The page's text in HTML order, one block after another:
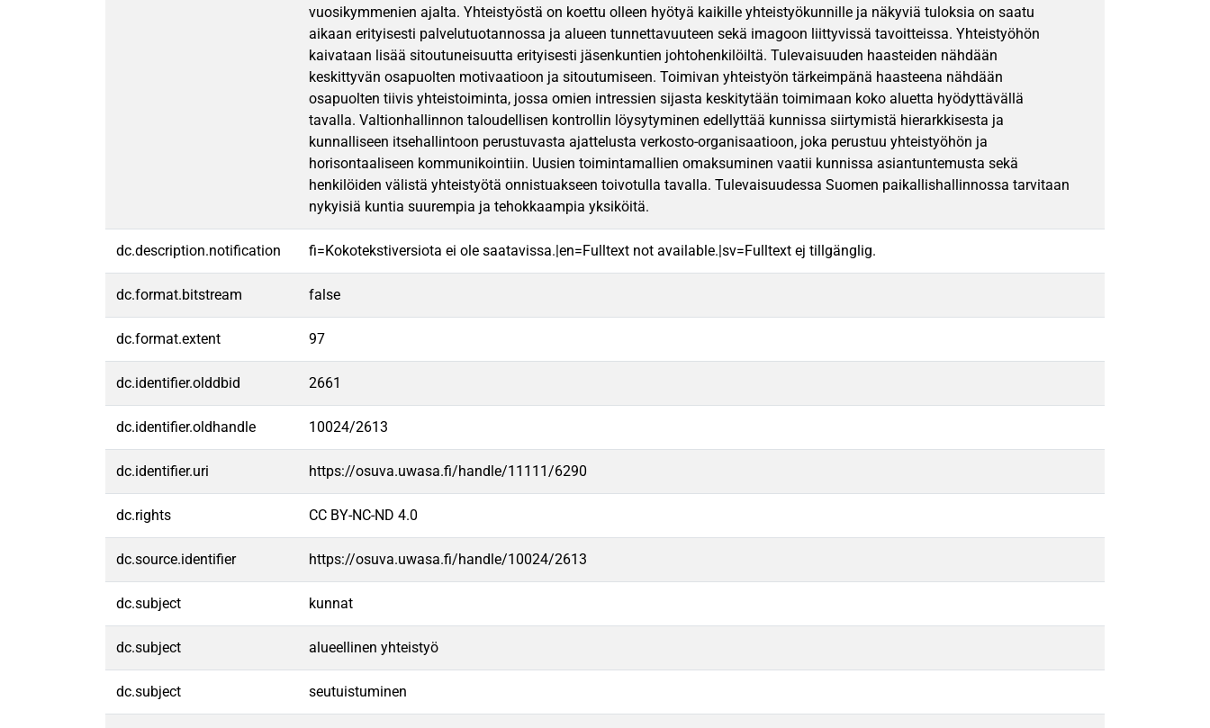
vuosikymmenien ajalta. Yhteistyöstä on koettu olleen hyötyä kaikille yhteistyökunnille ja näkyviä tuloksia on saatu
aikaan erityisesti palvelutuotannossa ja alueen tunnettavuuteen sekä imagoon liittyvissä tavoitteissa. Yhteistyöhön
kaivataan lisää sitoutuneisuutta erityisesti jäsenkuntien johtohenkilöiltä. Tulevaisuuden haasteiden nähdään
keskittyvän osapuolten motivaatioon ja sitoutumiseen. Toimivan yhteistyön tärkeimpänä haasteena nähdään
osapuolten tiivis yhteistoiminta, jossa omien intressien sijasta keskitytään toimimaan koko aluetta hyödyttävällä
tavalla. Valtionhallinnon taloudellisen kontrollin löysytyminen edellyttää kunnissa siirtymistä hierarkkisesta ja
kunnalliseen itsehallintoon perustuvasta ajattelusta verkosto-organisaatioon, joka perustuu yhteistyöhön ja
horisontaaliseen kommunikointiin. Uusien toimintamallien omaksuminen vaatii kunnissa asiantuntemusta sekä
henkilöiden välistä yhteistyötä onnistuakseen toivotulla tavalla. Tulevaisuudessa Suomen paikallishallinnossa tarvitaan
nykyisiä kuntia suurempia ja tehokkaampia yksiköitä.
dc.description.notification fi=Kokotekstiversiota ei ole saatavissa.|en=Fulltext not available.|sv=Fulltext ej tillgänglig.
dc.format.bitstream false
dc.format.extent 97
dc.identifier.olddbid 2661
dc.identifier.oldhandle 10024/2613
dc.identifier.uri https://osuva.uwasa.fi/handle/11111/6290
dc.rights CC BY-NC-ND 4.0
dc.source.identifier https://osuva.uwasa.fi/handle/10024/2613
dc.subject kunnat
dc.subject alueellinen yhteistyö
dc.subject seutuistuminen